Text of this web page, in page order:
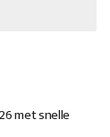
met snelle